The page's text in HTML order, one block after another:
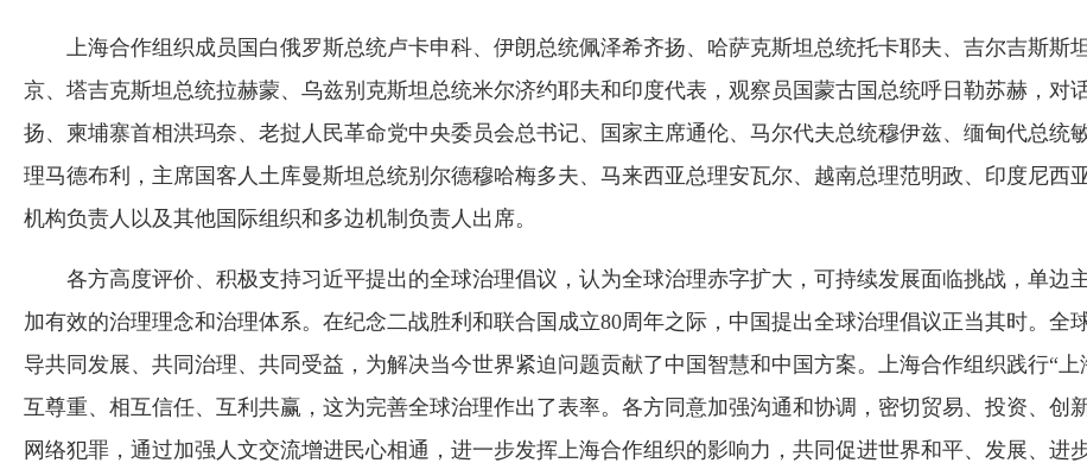
上海合作组织成员国白俄罗斯总统卢卡申科、伊朗总统佩泽希齐扬、哈萨克斯坦总统托卡耶夫、吉尔吉斯
京、塔吉克斯坦总统拉赫蒙、乌兹别克斯坦总统米尔济约耶夫和印度代表，观察员国蒙古国总统呼日勒苏赫，对
扬、柬埔寨首相洪玛奈、老挝人民革命党中央委员会总书记、国家主席通伦、马尔代夫总统穆伊兹、缅甸代总
理马德布利，主席国客人土库曼斯坦总统别尔德穆哈梅多夫、马来西亚总理安瓦尔、越南总理范明政、印度尼
机构负责人以及其他国际组织和多边机制负责人出席。
各方高度评价、积极支持习近平提出的全球治理倡议，认为全球治理赤字扩大，可持续发展面临挑战，单
加有效的治理理念和治理体系。在纪念二战胜利和联合国成立80周年之际，中国提出全球治理倡议正当其时。
导共同发展、共同治理、共同受益，为解决当今世界紧迫问题贡献了中国智慧和中国方案。上海合作组织践行“
互尊重、相互信任、互利共赢，这为完善全球治理作出了表率。各方同意加强沟通和协调，密切贸易、投资、
网络犯罪，通过加强人文交流增进民心相通，进一步发挥上海合作组织的影响力，共同促进世界和平、发展、进步